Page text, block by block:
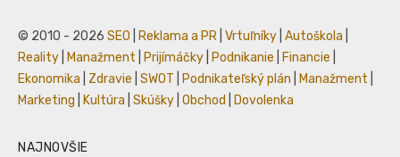
© 2010 - 2026 SEO Reklama a PR Vrtuľníky Autoškola
Reality
Manažment Prijímáčky Podnikanie Financie
Ekonomika
Zdravie SWOT Podnikateľský plán Manažment
Marketing
Kultúra Skúšky Obchod Dovolenka
NAJNOVŠIE